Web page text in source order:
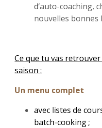
d’auto-coaching,
nouvelles bonnes
Ce que tu vas
saison :
Un menu complet
avec listes de
batch-cooking ;